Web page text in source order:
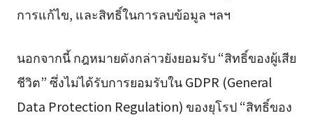
การแก้ไข, และสิทธิ์ในการลบข้อมูล ฯลฯ
นอกจากนี้ กฎหมายดังกล่าวยังยอมรับ “สิทธิ์ของผู้เสีย
ชีวิต” ซึ่งไม่ได้รับการยอมรับใน GDPR (General
Data Protection Regulation) ของยุโรป “สิทธิ์ของ